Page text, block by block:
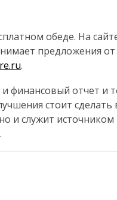
обеде. На
предложения от
.
финансовый отчет и
стоит сделать
и служит источником